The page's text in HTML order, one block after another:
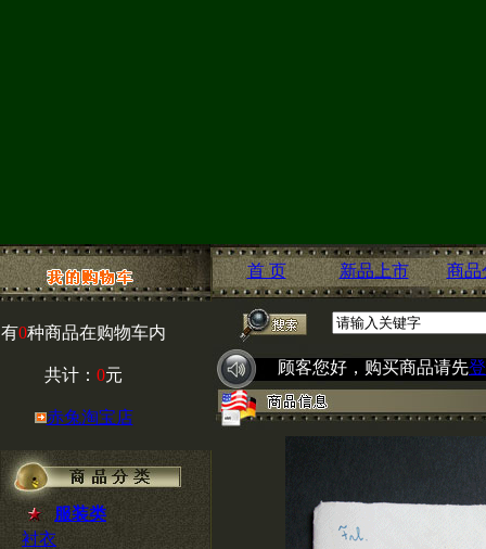
有0种商品在购物车内
共计： 0元
赤兔淘宝店
服装类
衬衣
首 页 新品上市 商品
顾客您好，购买商品请先